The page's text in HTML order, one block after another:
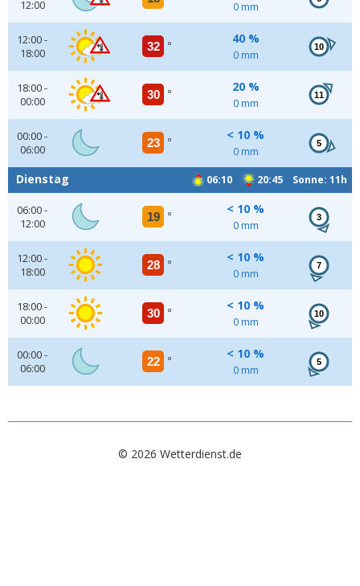
12:00
0 mm
12:00 -
18:00
32 °
40 %
0 mm
10
18:00 -
00:00
30 °
20 %
0 mm
11
00:00 -
06:00
23 °
< 10 %
0 mm
5
06:10 20:45 Sonne: 11h
Dienstag
06:00 -
12:00
19 °
< 10 %
0 mm
3
12:00 -
18:00
28 °
< 10 %
0 mm
7
18:00 -
00:00
30 °
< 10 %
0 mm
10
00:00 -
06:00
22 °
< 10 %
0 mm
5
© 2026 Wetterdienst.de